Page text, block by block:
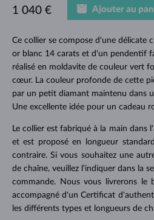
Ce collier se compose d'une délicate
or blanc 14 carats et d'un pendentif
réalisé en moldavite de couleur vert
cœur. La couleur profonde de cette
par un petit diamant maintenu dans
Une excellente idée pour un cadeau
Le collier est fabriqué à la main dans
et est proposé en longueur
contraire. Si vous souhaitez une
de chaîne, veuillez l'indiquer dans la
commande. Nous vous livrerons le
accompagné d'un Certificat
les différents types et longueurs de
1 040 € Ajouter au